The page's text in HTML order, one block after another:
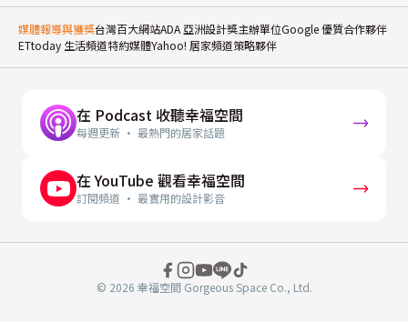
媒體報導與獲獎台灣百大網站ADA 亞洲設計獎主辦單位Google 優質合作夥伴
ETtoday 生活頻道特約媒體Yahoo! 居家頻道策略夥伴
在 Podcast 收聽幸福空間
每週更新 · 最熱門的居家話題
在 YouTube 觀看幸福空間
訂閱頻道 · 最實用的設計影音
© 2026 幸福空間 Gorgeous Space Co., Ltd.